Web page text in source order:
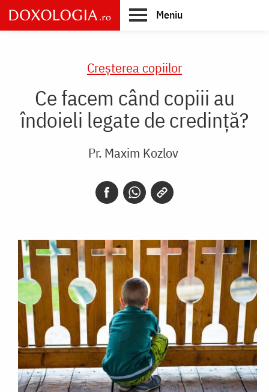
Skip
to
main
Meniu
Creşterea copiilor
Ce facem când copiii au
îndoieli legate de credință?
Pr. Maxim Kozlov